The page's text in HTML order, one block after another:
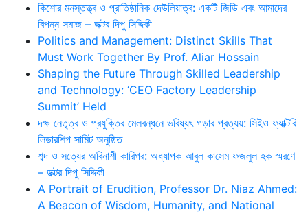
কিশোর মনস্তত্ত্ব ও প্রাতিষ্ঠানিক দেউলিয়াত্ব: একটি জিডি এবং আমাদের
বিপন্ন সমাজ – ডক্টর দিপু সিদ্দিকী
Politics and Management: Distinct Skills That
Must Work Together By Prof. Aliar Hossain
Shaping the Future Through Skilled Leadership
and Technology: ‘CEO Factory Leadership
Summit’ Held
দক্ষ নেতৃত্ব ও প্রযুক্তির মেলবন্ধনে ভবিষ্যৎ গড়ার প্রত্যয়: সিইও ফ্যাক্টরি
লিডারশিপ সামিট অনুষ্ঠিত
শব্দ ও সত্যের অবিনাশী কারিগর: অধ্যাপক আবুল কাসেম ফজলুল হক স্মরণে
– ডক্টর দিপু সিদ্দিকী
A Portrait of Erudition, Professor Dr. Niaz Ahmed:
A Beacon of Wisdom, Humanity, and National